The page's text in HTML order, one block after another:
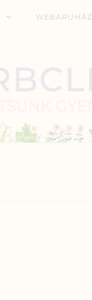
WEBÁRUHÁZ